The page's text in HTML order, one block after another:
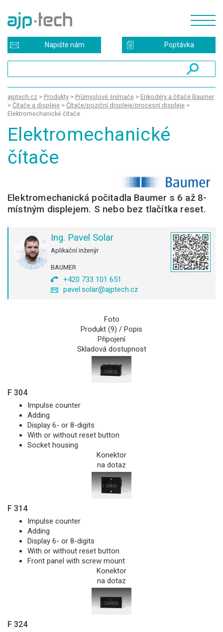
Poptávka
Napište nám
ajptech.cz > Produkty > Průmyslové snímače > Enkodéry a čítače Baumer
> Čítače a displeje > Čítače/poziční displeje/procesní displeje >
Elektromechanické čítače
Elektromechanické
čítače
Elektromechanická počitadla Baumer s 6 až 8-
místným displejem. S nebo bez tlačítka reset.
Ing. Pavel Solar
Aplikační inženýr
BAUMER
+420 733 101 651
pavel.solar@ajptech.cz
Foto
Produkt (9) / Popis
Připojení
Skladová dostupnost
F 304
Impulse counter
Adding
Display 6- or 8-digits
With or without reset button
Socket housing
Konektor
na dotaz
F 314
Impulse counter
Adding
Display 6- or 8-digits
With or without reset button
Front panel with screw mount
Konektor
na dotaz
F 324